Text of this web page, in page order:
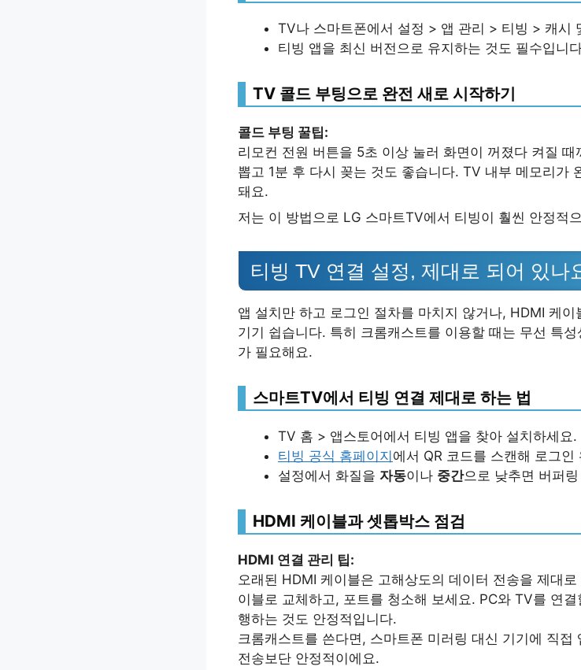
TV나 스마트폰에서 설정 > 앱 관리 > 티빙 > 캐시
티빙 앱을 최신 버전으로 유지하는 것도 필수입니
TV 콜드 부팅으로 완전 새로 시작하기
콜드 부팅 꿀팁:
리모컨 전원 버튼을 5초 이상 눌러 화면이 꺼졌다 켜질
뽑고 1분 후 다시 꽂는 것도 좋습니다. TV 내부 메모리가
돼요.
저는 이 방법으로 LG 스마트TV에서 티빙이 훨씬 안정적
티빙 TV 연결 설정, 제대로 되어 있나
앱 설치만 하고 로그인 절차를 마치지 않거나, HDMI 케
기기 쉽습니다. 특히 크롬캐스트를 이용할 때는 무선 특
가 필요해요.
스마트TV에서 티빙 연결 제대로 하는 법
TV 홈 > 앱스토어에서 티빙 앱을 찾아 설치하세요.
티빙 공식 홈페이지에서 QR 코드를 스캔해 로그인
설정에서 화질을 자동이나 중간으로 낮추면 버퍼
HDMI 케이블과 셋톱박스 점검
HDMI 연결 관리 팁:
오래된 HDMI 케이블은 고해상도의 데이터 전송을 제대
이블로 교체하고, 포트를 청소해 보세요. PC와 TV를 연
행하는 것도 안정적입니다.
크롬캐스트를 쓴다면, 스마트폰 미러링 대신 기기에 직
전송보단 안정적이에요.